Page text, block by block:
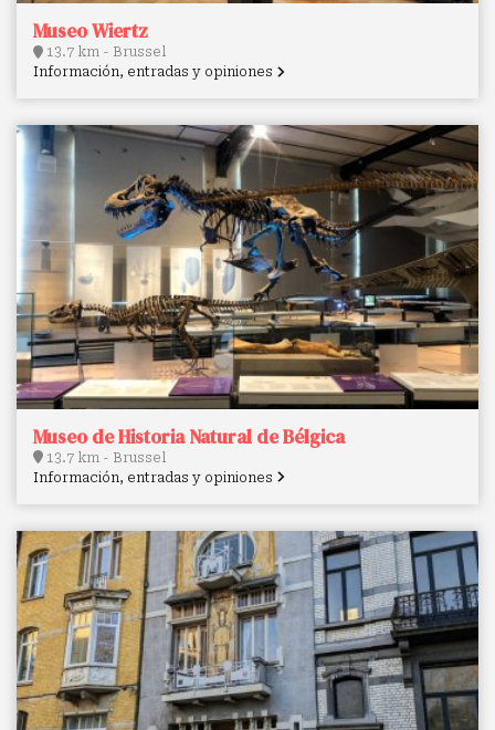
Museo Wiertz
13.7 km - Brussel
Información, entradas y opiniones
Museo de Historia Natural de Bélgica
13.7 km - Brussel
Información, entradas y opiniones